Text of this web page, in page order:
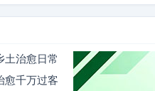
土治愈日常
愈千万过客